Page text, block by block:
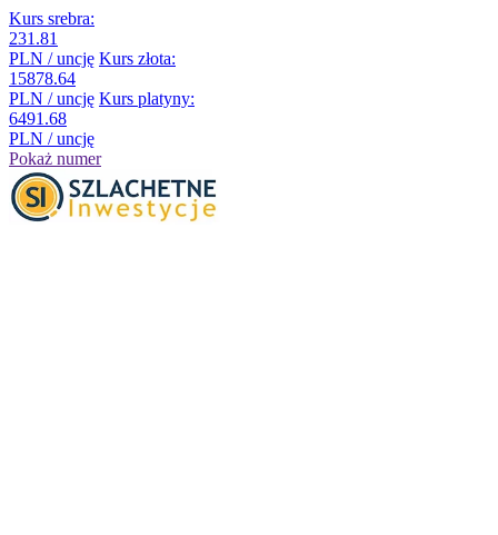
Kurs srebra:
231.81
PLN / uncję Kurs złota:
15878.64
PLN / uncję Kurs platyny:
6491.68
PLN / uncję
Pokaż numer